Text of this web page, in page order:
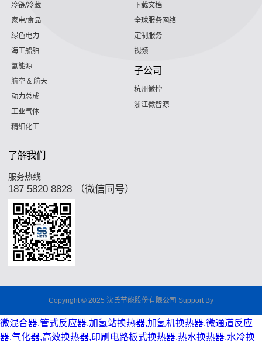
冷链/冷藏
家电/食品
绿色电力
海工船舶
氢能源
航空 & 航天
动力总成
工业气体
精细化工
下载文档
全球服务网络
定制服务
视频
子公司
杭州微控
浙江微智源
了解我们
服务热线
187 5820 8828 （微信同号）
Copyright © 2025 沈氏节能股份有限公司 Support By
微混合器,管式反应器,加氢站换热器,加氢机换热器,微通道反应
器,气化器,高效换热器,印刷电路板式换热器,热水换热器,水冷换